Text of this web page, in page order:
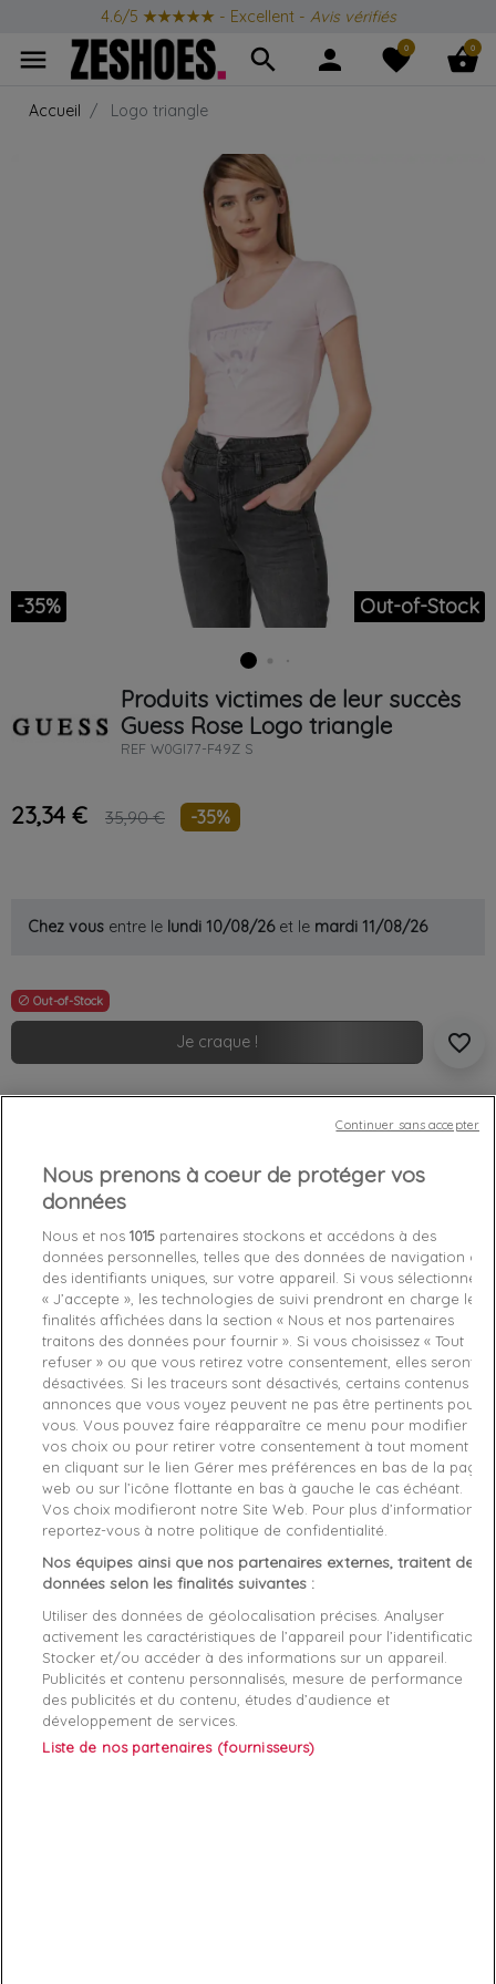
4.6/5 ★★★★★ - Excellent - Avis vérifiés
menu search person favorite
0 shopping_basket
0
Accueil Logo triangle
-35% Out-of-Stock
Produits victimes de leur succès
Guess Rose Logo triangle
REF W0GI77-F49Z S
23,34 € 35,90 € -35%
Chez vous entre le lundi 10/08/26et le mardi 11/08/26
 Out-of-Stock
Je craque ! favorite_border
Détails du produit Fabriquant
Référence W0GI77-F49Z S
Fiche technique
Couleur Rose
Matière Coton
Genre Femme
Rayon Vetement
Démarque 35 %
Références spécifiques
EAN-13 7618584425619
Nous prenons à coeur de protéger vos
données
Nous et nos1015 partenaires stockons et accédons à des
données personnelles, telles que des données de navigation ou
des identifiants uniques, sur votre appareil. Si vous sélectionnez
« J’accepte », les technologies de suivi prendront en charge les
finalités affichées dans la section « Nous et nos partenaires
traitons des données pour fournir ». Si vous choisissez « Tout
refuser » ou que vous retirez votre consentement, elles seront
désactivées. Si les traceurs sont désactivés, certains contenus et
annonces que vous voyez peuvent ne pas être pertinents pour
vous. Vous pouvez faire réapparaître ce menu pour modifier
vos choix ou pour retirer votre consentement à tout moment
en cliquant sur le lien Gérer mes préférences en bas de la page
web ou sur l’icône flottante en bas à gauche le cas échéant.
Vos choix modifieront notre Site Web. Pour plus d’informations,
reportez-vous à notre politique de confidentialité.
Nos équipes ainsi que nos partenaires externes, traitent des
données selon les finalités suivantes :
Utiliser des données de géolocalisation précises. Analyser
activement les caractéristiques de l’appareil pour l’identification.
Stocker et/ou accéder à des informations sur un appareil.
Publicités et contenu personnalisés, mesure de performance
des publicités et du contenu, études d’audience et
développement de services.
Liste de nos partenaires (fournisseurs)
Continuer sans accepter